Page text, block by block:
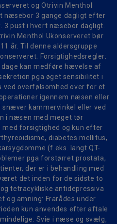
og Otrivin Menthol
næsebor 3 gange dagligt efter
3 pust i hvert næsebor dagligt.
Menthol Ukonserveret bør
år. Til denne aldersgruppe
Forsigtighedsregler:
dage kan medføre hævelse af
pga øget sensibilitet i
ved overfølsomhed over for et
igennem næsen eller
snæver kammervinkel eller ved
i næsen med meget tør
forsigtighed og kun efter
diabetes mellitus,
(f.eks. langt QT-
pga forstørret prostata,
der er i behandling med
det inden for de sidste to
tetracykliske antidepressiva
og amning: Frarådes under
kun anvendes efter aftale
Svie i næse og svælg,